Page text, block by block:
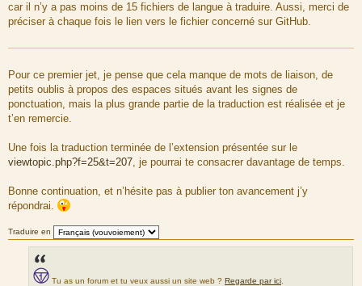
car il n’y a pas moins de 15 fichiers de langue à traduire. Aussi, merci de
préciser à chaque fois le lien vers le fichier concerné sur GitHub.
Pour ce premier jet, je pense que cela manque de mots de liaison, de
petits oublis à propos des espaces situés avant les signes de
ponctuation, mais la plus grande partie de la traduction est réalisée et je
t’en remercie.
Une fois la traduction terminée de l’extension présentée sur le
viewtopic.php?f=25&t=207, je pourrai te consacrer davantage de temps.
Bonne continuation, et n’hésite pas à publier ton avancement j’y
répondrai.
Traduire en
Tu as un forum et tu veux aussi un site web ? Regarde par ici